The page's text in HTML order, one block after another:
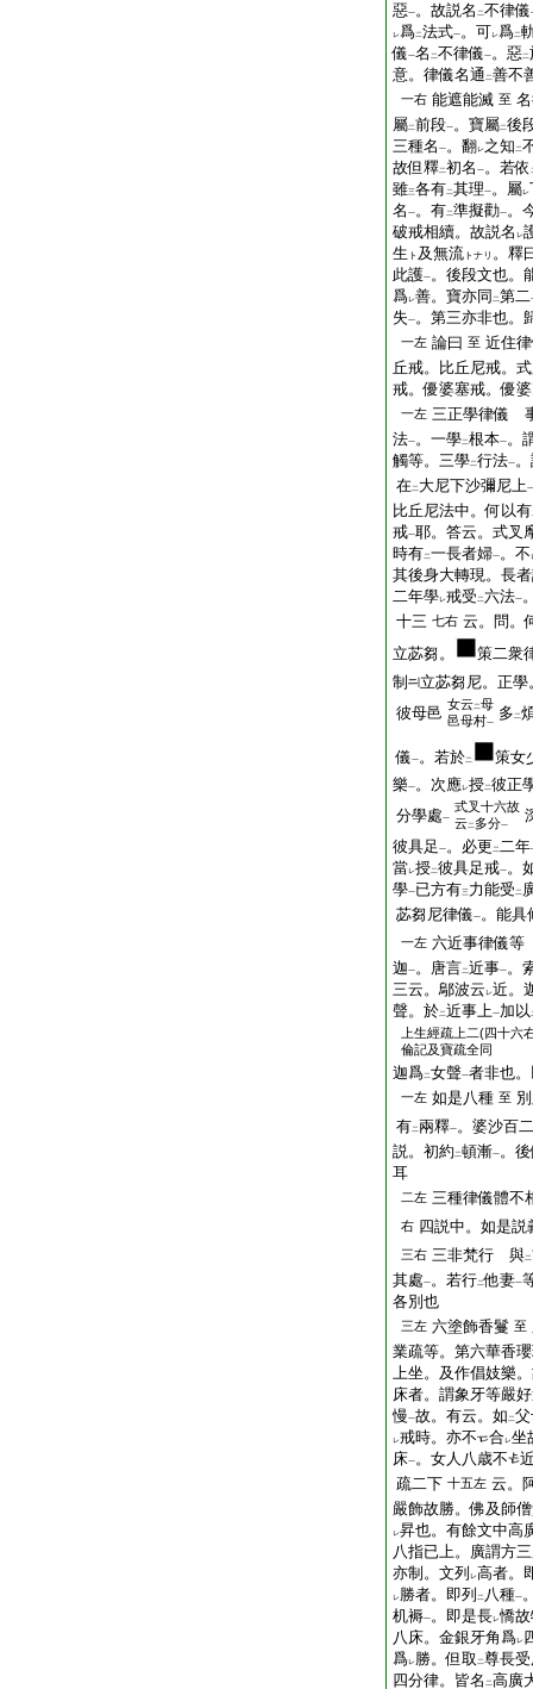
惡一。故説名 二不律儀
レ爲二法式一。可レ爲二
儀一名 二不律儀一。惡二
意。律儀名通 二善不
一右 能遮能滅 至
屬二前段一。寶屬二後
三種名 一。翻レ之知 二
故但釋二初名 一。若依
雖三各有二其理一。屬レ
名 一。有二準擬勸一。
破戒相續。故説名 レ
生 ト 及無流 トナリ 。釋
此護一。後段文也。
爲レ善。寶亦同 二第二
失一。第三亦非也。
一左 論曰 至 近住
丘戒。比丘尼戒。
戒。優婆塞戒。優
一左 三正學律儀
法一。一學二根本一。
觸等。三學二行法一
在二 大尼下沙彌尼上一
比丘尼法中。何以有
戒一耶。答云。式叉
時有二一長者婦一。不
其後身大轉現。長
二年學レ戒受 二六法一
十三 七右 云。問。
立苾芻。
策二衆
制
立苾芻尼。正學
彼母邑 女云二母
邑母村一
多 二
儀一。若於二
策女
樂一。次應レ授二彼正
分學處一
式叉十六故
云二 多分一
彼具足 一。必更 二二年
當レ授二彼具足戒一。
學一已方有三力能受 二
苾芻尼律儀一。能具
一左 六近事律儀
迦一。唐言二近事一。
三云。鄔波云 レ近。
聲。於二近事上一加以
上生經疏上二(四十六
倫記及寶疏全同
迦爲二女聲一者非也
一左 如是八種 至
有二兩釋一。婆沙百
説。初約 二頓漸一。
耳
二左 三種律儀體
右 四説中。如是説
三右 三非梵行 與二
其處一。若行二他妻一
各別也
三左 六塗飾香鬘 至
業疏等。第六華香
上坐。及作倡妓樂
床者。謂象牙等嚴
慢一故。有云。如 二
レ戒時。亦不 合レ坐
床一。女人八歳不
疏二下 十五左 云。
嚴飾故勝。佛及師
レ昇也。有餘文中高
八指已上。廣謂方
亦制。文列
レ高者。
レ勝者。即列 二 八種一
机褥一。即是長レ憍
八床。金銀牙角爲レ
爲レ勝。但取 二尊長
四分律。皆名 二高廣